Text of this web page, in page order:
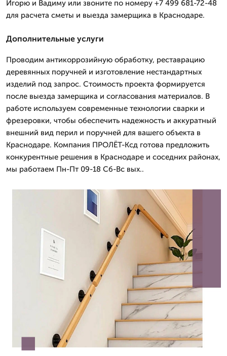
Игорю и Вадиму или звоните по номеру +7 499 681-72-48
для расчета сметы и выезда замерщика в Краснодаре.
Дополнительные услуги
Проводим антикоррозийную обработку, реставрацию
деревянных поручней и изготовление нестандартных
изделий под запрос. Стоимость проекта формируется
после выезда замерщика и согласования материалов. В
работе используем современные технологии сварки и
фрезеровки, чтобы обеспечить надежность и аккуратный
внешний вид перил и поручней для вашего объекта в
Краснодаре. Компания ПРОЛЁТ-Ксд готова предложить
конкурентные решения в Краснодаре и соседних районах,
мы работаем Пн-Пт 09-18 Сб-Вс вых..